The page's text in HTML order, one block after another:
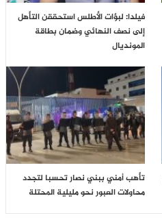
فيلدا: لبؤات الأطلس استحققن التأهل
إلى نصف النهائي وضمان بطاقة
المونديال
تأهب أمني ببني نصار تحسبا لتجدد
محاولات العبور نحو مليلية المحتلة